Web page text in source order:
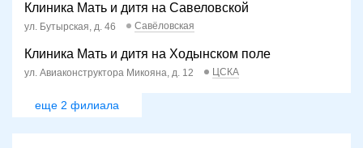
Клиника Мать и дитя на Савеловской
ул. Бутырская, д. 46 Савёловская
Клиника Мать и дитя на Ходынском поле
ул. Авиаконструктора Микояна, д. 12 ЦСКА
еще 2 филиала